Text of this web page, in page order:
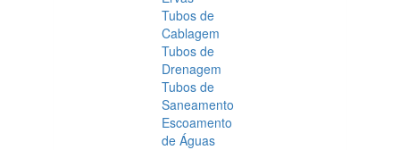
Tubos de
Cablagem
Tubos de
Drenagem
Tubos de
Saneamento
Escoamento
de Águas